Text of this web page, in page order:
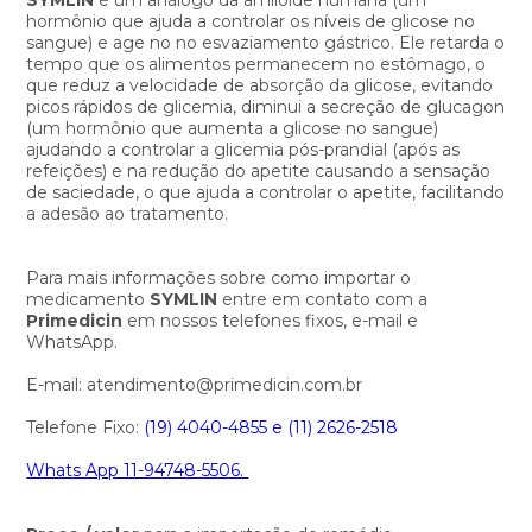
hormônio que ajuda a controlar os níveis de glicose no
sangue) e age no no esvaziamento gástrico. Ele retarda o
tempo que os alimentos permanecem no estômago, o
que reduz a velocidade de absorção da glicose, evitando
picos rápidos de glicemia, diminui a secreção de glucagon
(um hormônio que aumenta a glicose no sangue)
ajudando a controlar a glicemia pós-prandial (após as
refeições) e na redução do apetite causando a sensação
de saciedade, o que ajuda a controlar o apetite, facilitando
a adesão ao tratamento.
Para mais informações sobre como importar o
medicamento SYMLIN entre em contato com a
Primedicin em nossos telefones fixos, e-mail e
WhatsApp.
E-mail: atendimento@primedicin.com.br
Telefone Fixo: (19) 4040-4855 e (11) 2626-2518
Whats App 11-94748-5506.